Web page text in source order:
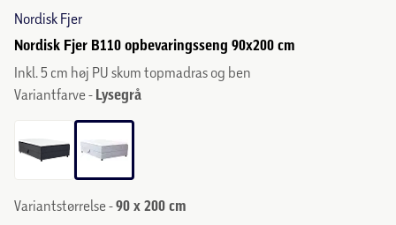
Nordisk Fjer
Nordisk Fjer B110 opbevaringsseng 90x200 cm
Inkl. 5 cm høj PU skum topmadras og ben
Variantfarve - Lysegrå
Variantstørrelse -90 x 200 cm